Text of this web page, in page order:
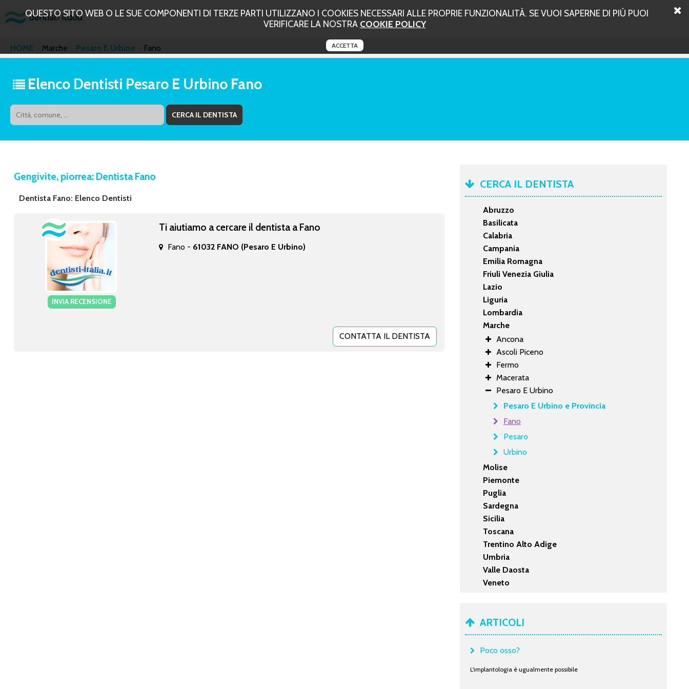
QUESTO SITO WEB O LE SUE COMPONENTI DI TERZE PARTI UTILIZZANO I COOKIES NECESSARI ALLE PROPRIE FUNZIONALITÀ. SE VUOI SAPERNE DI PIÙ PUOI
VERIFICARE LA NOSTRA COOKIE POLICY
ACCETTA
HOME Marche Pesaro E Urbino Fano
Elenco Dentisti Pesaro E Urbino Fano
Gengivite, piorrea: Dentista Fano
Dentista Fano: Elenco Dentisti
INVIA RECENSIONE
Ti aiutiamo a cercare il dentista a Fano
Fano - 61032 FANO (Pesaro E Urbino)
CONTATTA IL DENTISTA
CERCA IL DENTISTA
Abruzzo
Basilicata
Calabria
Campania
Emilia Romagna
Friuli Venezia Giulia
Lazio
Liguria
Lombardia
Marche
Ancona
Ascoli Piceno
Fermo
Macerata
Pesaro E Urbino
Pesaro E Urbino e Provincia
Fano
Pesaro
Urbino
Molise
Piemonte
Puglia
Sardegna
Sicilia
Toscana
Trentino Alto Adige
Umbria
Valle Daosta
Veneto
ARTICOLI
Poco osso?
L'implantologia è ugualmente possibile